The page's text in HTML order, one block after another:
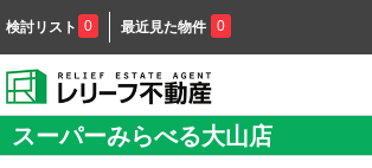
検討リスト 0 最近見た物件 0
スーパーみらべる大山店